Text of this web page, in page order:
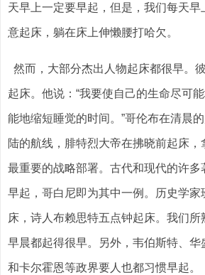
天早上一定要早起，但是，我们每天早
意起床，躺在床上伸懒腰打哈欠。
然而，大部分杰出人物起床都很早。
起床。他说：“我要使自己的生命尽可
能地缩短睡觉的时间。”哥伦布在清晨
陆的航线，腓特烈大帝在拂晓前起床
最重要的战略部署。古代和现代的许多
早起，哥白尼即为其中一例。历史学家
床，诗人布赖思特五点钟起床。我们
早晨都起得很早。另外，韦伯斯特、华
和卡尔霍恩等政界要人也都习惯早起。